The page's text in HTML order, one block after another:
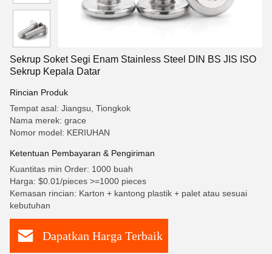
Sekrup Soket Segi Enam Stainless Steel DIN BS JIS ISO
Sekrup Kepala Datar
Rincian Produk
Tempat asal: Jiangsu, Tiongkok
Nama merek: grace
Nomor model: KERIUHAN
Ketentuan Pembayaran & Pengiriman
Kuantitas min Order: 1000 buah
Harga: $0.01/pieces >=1000 pieces
Kemasan rincian: Karton + kantong plastik + palet atau sesuai
kebutuhan
Dapatkan Harga Terbaik